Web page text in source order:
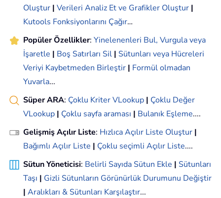
Oluştur | Verileri Analiz Et ve Grafikler Oluştur |
Kutools Fonksiyonlarını Çağır…
Popüler Özellikler: Yinelenenleri Bul, Vurgula veya
İşaretle | Boş Satırları Sil | Sütunları veya Hücreleri
Veriyi Kaybetmeden Birleştir | Formül olmadan
Yuvarla...
Süper ARA: Çoklu Kriter VLookup | Çoklu Değer
VLookup | Çoklu sayfa araması | Bulanık Eşleme....
Gelişmiş Açılır Liste: Hızlıca Açılır Liste Oluştur |
Bağımlı Açılır Liste | Çoklu seçimli Açılır Liste....
Sütun Yöneticisi: Belirli Sayıda Sütun Ekle | Sütunları
Taşı | Gizli Sütunların Görünürlük Durumunu Değiştir
| Aralıkları & Sütunları Karşılaştır...